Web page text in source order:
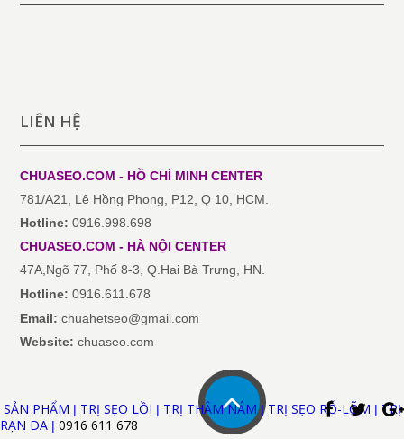
LIÊN HỆ
CHUASEO.COM - HỒ CHÍ MINHCENTER
781/A21, Lê Hồng Phong, P12, Q 10, HCM.
Hotline: 0916.998.698
CHUASEO.COM - HÀ NỘICENTER
47A,Ngõ 77, Phố 8-3, Q.Hai Bà Trưng, HN.
Hotline: 0916.611.678
Email:chuahetseo@gmail.com
Website: chuaseo.com
SẢN PHẨM | TRỊ SẸO LỒI | TRỊ THÂM NÁM|TRỊ SẸO RỖ-LÕM | TRỊ
RẠN DA | 0916 611 678